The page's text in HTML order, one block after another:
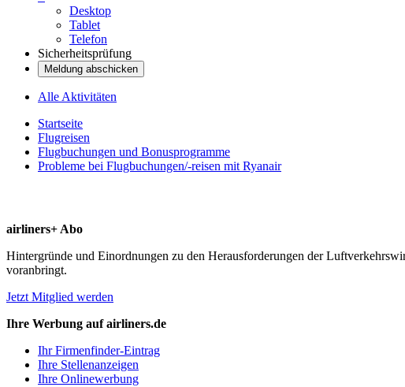
Desktop
Tablet
Telefon
Sicherheitsprüfung
Meldung abschicken
Alle Aktivitäten
Startseite
Flugreisen
Flugbuchungen und Bonusprogramme
Probleme bei Flugbuchungen/-reisen mit Ryanair
airliners+ Abo
Hintergründe und Einordnungen zu den Herausforderungen der
voranbringt.
Jetzt Mitglied werden
Ihre Werbung auf airliners.de
Ihr Firmenfinder-Eintrag
Ihre Stellenanzeigen
Ihre Onlinewerbung